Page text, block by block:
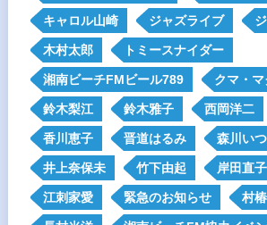
キャロル山崎 ジャズライブ
木村太郎 トミースナイダー
湘南ビーチFMビール789 クマ・
鈴木梨江 鈴木雅子 西岡洋二
香川恵子 晋道はるみ 森川い
井上奈保未 竹下由起 岸田直子
江刺家愛 緊急のお知らせ 村